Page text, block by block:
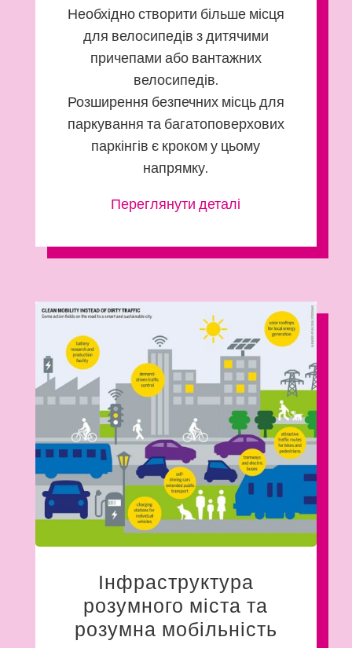
Необхідно створити більше місця
для велосипедів з дитячими
причепами або вантажних
велосипедів.
Розширення безпечних місць для
паркування та багатоповерхових
паркінгів є кроком у цьому
напрямку.
Переглянути деталі
Інфраструктура
розумного міста та
розумна мобільність